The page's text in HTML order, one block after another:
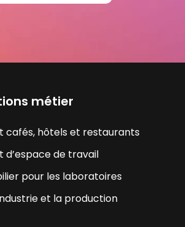
métier
cafés, hôtels et restaurants
d’espace de travail
pour les laboratoires
et la production